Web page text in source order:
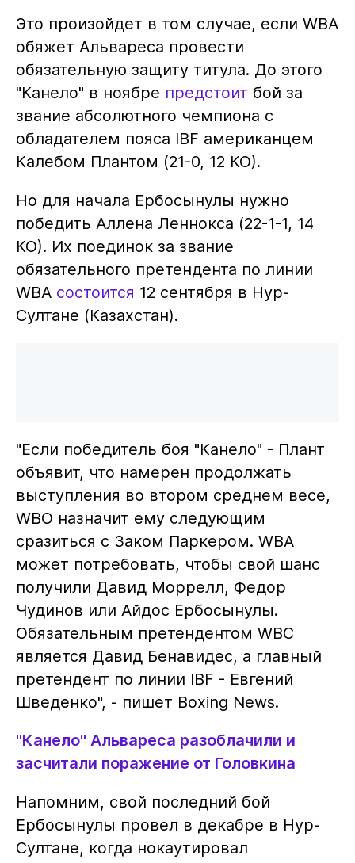
Это произойдет в том случае, если WBA
обяжет Альвареса провести
обязательную защиту титула. До этого
"Канело" в ноябре предстоит бой за
звание абсолютного чемпиона с
обладателем пояса IBF американцем
Калебом Плантом (21-0, 12 КО).
Но для начала Ербосынулы нужно
победить Аллена Леннокса (22-1-1, 14
КО). Их поединок за звание
обязательного претендента по линии
WBA состоится 12 сентября в Нур-
Султане (Казахстан).
"Если победитель боя "Канело" - Плант
объявит, что намерен продолжать
выступления во втором среднем весе,
WBO назначит ему следующим
сразиться с Заком Паркером. WBA
может потребовать, чтобы свой шанс
получили Давид Моррелл, Федор
Чудинов или Айдос Ербосынулы.
Обязательным претендентом WBC
является Давид Бенавидес, а главный
претендент по линии IBF - Евгений
Шведенко", - пишет Boxing News.
"Канело" Альвареса разоблачили и
засчитали поражение от Головкина
Напомним, свой последний бой
Ербосынулы провел в декабре в Нур-
Султане, когда нокаутировал